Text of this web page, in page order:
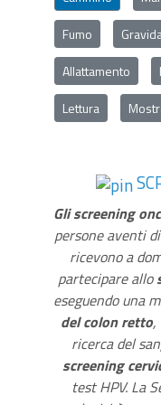
Fumo
Allattamento
Lettura
Gli screening
persone aventi
ricevono a
partecipare allo
eseguendo una
del colon retto,
ricerca del
screening
test HPV. La